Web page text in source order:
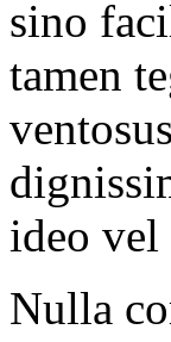
sino
tamen
ideo vel
Nulla